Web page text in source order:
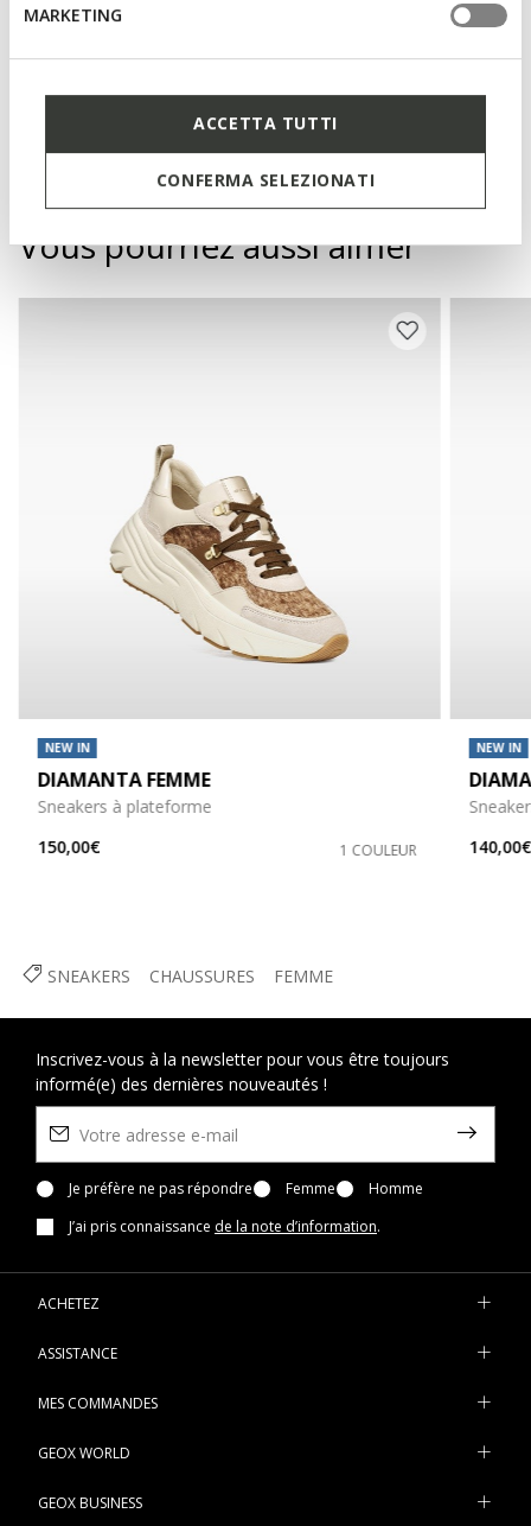
MARKETING
ACCETTA TUTTI
CONFERMA SELEZIONATI
Matériaux
SNEAKERS CHAUSSURES FEMME
Vous pourriez aussi aimer
NEW IN
DIAMANTA FEMME
Sneakers à plateforme
150,00€
1 COULEUR
NEW IN
140,00€
Inscrivez-vous à la newsletter pour vous être toujours
informé(e) des dernières nouveautés !
Je préfère ne pas répondre Femme
Homme
J’ai pris connaissance de la note d’information.
ACHETEZ
ASSISTANCE
MES COMMANDES
GEOX WORLD
GEOX BUSINESS